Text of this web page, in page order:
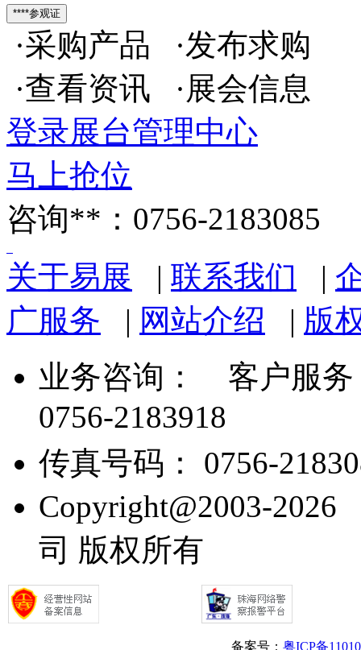
·采购产品 ·发布求购
·查看资讯 ·展会信息
登录展台管理中心
马上抢位
咨询**：0756-2183085
关于易展 | 联系我们 |
广服务 | 网站介绍 | 版
业务咨询：
客户服务
0756-2183918
传真号码： 0756-
Copyright@2003-
司 版权所有
备案号： 粤ICP备